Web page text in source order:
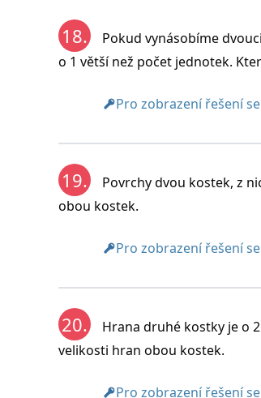
18.
Pokud vynásobíme
o 1 větší než počet jednotek.
Pro zobrazení řešení
19.
Povrchy dvou kostek, z
obou kostek.
Pro zobrazení řešení
20.
Hrana druhé kostky je o
velikosti hran obou kostek.
Pro zobrazení řešení